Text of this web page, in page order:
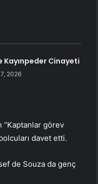
Kayınpeder Cinayeti
2026
“Kaptanlar görev
davet etti.
de Souza da genç